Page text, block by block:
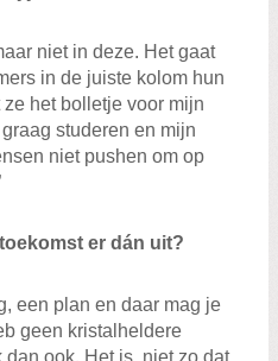
niet in deze. Het gaat
in de juiste kolom hun
het bolletje voor mijn
studeren en mijn
niet pushen om op
er dán uit?
een plan en daar mag je
geen kristalheldere
ook. Het is niet zo dat